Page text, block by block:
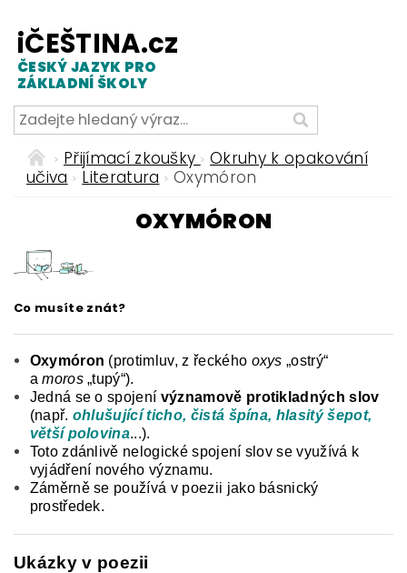
iČEŠTINA.cz
ČESKÝ JAZYK PRO
ZÁKLADNÍ ŠKOLY
Přijímací zkoušky
Okruhy k opakování
učiva
Literatura Oxymóron
OXYMÓRON
Co musíte znát?
Oxymóron (protimluv, z řeckého oxys „ostrý“
amoros„tupý“).
Jedná se o spojení významově protikladných slov
(např. ohlušující ticho, čistá špína, hlasitý šepot,
větší polovina...).
Toto zdánlivě nelogické spojení slov se využívá k
vyjádření nového významu.
Záměrně se používá v poezii jako básnický
prostředek.
Ukázky v poezii